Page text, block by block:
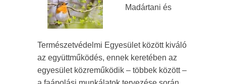
Madártani és
Természetvédelmi Egyesület között kiváló
az együttműködés, ennek keretében az
egyesület közreműködik – többek között –